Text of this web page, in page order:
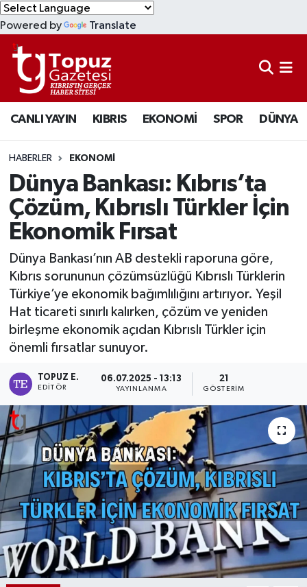
Powered by Translate
CANLI YAYIN KIBRIS EKONOMİ SPOR DÜNYA
HABERLER EKONOMİ
Dünya Bankası: Kıbrıs’ta
Çözüm, Kıbrıslı Türkler İçin
Ekonomik Fırsat
Dünya Bankası’nın AB destekli raporuna göre,
Kıbrıs sorununun çözümsüzlüğü Kıbrıslı Türklerin
Türkiye’ye ekonomik bağımlılığını artırıyor. Yeşil
Hat ticareti sınırlı kalırken, çözüm ve yeniden
birleşme ekonomik açıdan Kıbrıslı Türkler için
önemli fırsatlar sunuyor.
TOPUZ E.
EDITÖR
06.07.2025 - 13:13
YAYINLANMA
21
GÖSTERIM
KIBRIS
DÜNYA
EKONOMİ
MAGAZİN
SAĞLIK
SPOR
TEKNOLOJİ
TÜRKİYE
Lefkoşa Nöbetçi Eczaneler
Lefkoşa Hava Durumu
Lefkoşa Trafik Yoğunluk Haritası
Süper Lig Puan Durumu ve Fikstür
Tüm Manşetler
Son Dakika Haberleri
Haber Arşivi